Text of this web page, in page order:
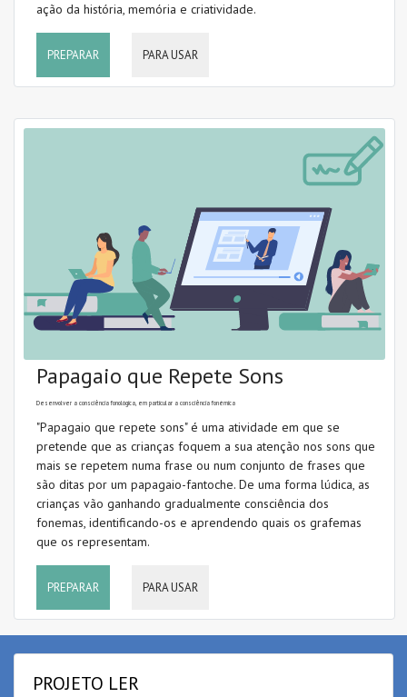
ação da história, memória e criatividade.
PREPARAR PARA USAR
Papagaio que Repete Sons
Desenvolver a consciência fonológica, em particular a consciência fonémica
"Papagaio que repete sons" é uma atividade em que se
pretende que as crianças foquem a sua atenção nos sons que
mais se repetem numa frase ou num conjunto de frases que
são ditas por um papagaio-fantoche. De uma forma lúdica, as
crianças vão ganhando gradualmente consciência dos
fonemas, identificando-os e aprendendo quais os grafemas
que os representam.
PREPARAR PARA USAR
PROJETO LER